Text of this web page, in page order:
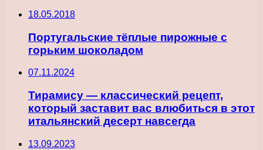
18.05.2018
Португальские тёплые пирожные с
горьким шоколадом
07.11.2024
Тирамису — классический рецепт,
который заставит вас влюбиться в этот
итальянский десерт навсегда
13.09.2023